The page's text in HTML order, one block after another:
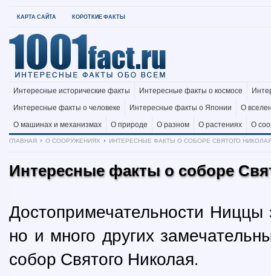
КАРТА САЙТА КОРОТКИЕ ФАКТЫ
Интересные исторические факты Интересные факты о космосе
Интересные факты о человеке
Интересные факты о Японии
О
О машинах и механизмах
О природе О разном О растениях
О
ГЛАВНАЯ
О СООРУЖЕНИЯХ ИНТЕРЕСНЫЕ ФАКТЫ О СОБОРЕ СВЯТОГО
Интересные факты о соборе
Достопримечательности Ниццы
но и много других
собор Святого Николая.